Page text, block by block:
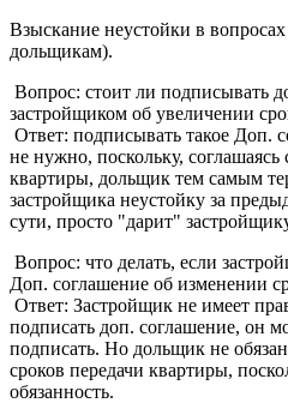
Взыскание неустойки в
дольщикам).
Вопрос: стоит ли подписывать
застройщиком об увеличении
Ответ: подписывать такое Доп.
не нужно, поскольку, соглашаясь
квартиры, дольщик тем самым
застройщика неустойку за
сути, просто "дарит"
Вопрос: что делать, если
Доп. соглашение об изменении
Ответ: Застройщик не имеет
подписать доп. соглашение, он
подписать. Но дольщик не
сроков передачи квартиры,
обязанность.